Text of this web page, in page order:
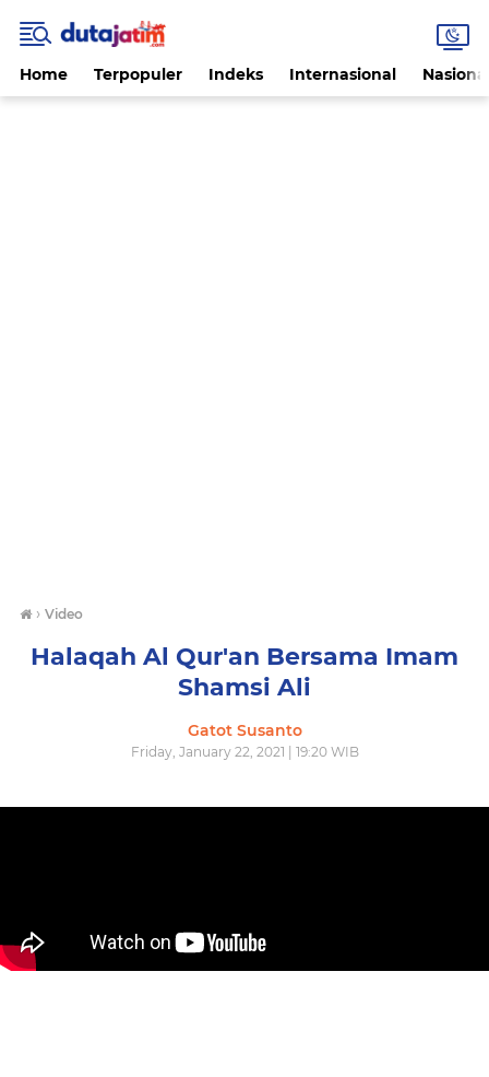
Home Terpopuler Indeks Internasional
› Video
Halaqah Al Qur'an Bersama Imam
Shamsi Ali
Gatot Susanto
Friday, January 22, 2021 | 19:20 WIB